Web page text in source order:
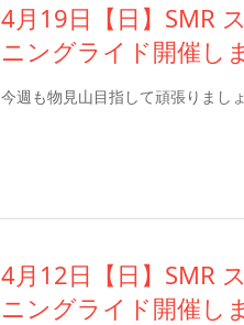
4月19日【日】SMR
ニングライド開催し
今週も物見山目指して頑張りまし
4月12日【日】SMR
ニングライド開催し